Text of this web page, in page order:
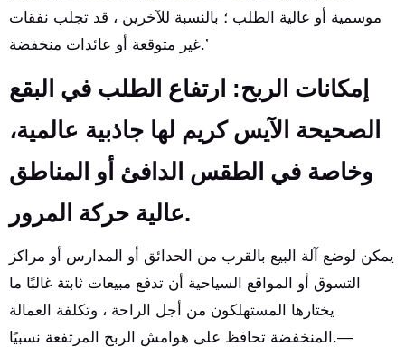
موسمية أو عالية الطلب ؛ بالنسبة للآخرين ، قد تجلب نفقات
غير متوقعة أو عائدات منخفضة.’
إمكانات الربح: ارتفاع الطلب في البقع
الصحيحة الآيس كريم لها جاذبية عالمية،
وخاصة في الطقس الدافئ أو المناطق
عالية حركة المرور.
يمكن لوضع آلة البيع بالقرب من الحدائق أو المدارس أو مراكز
التسوق أو المواقع السياحية أن تدفع مبيعات ثابتة غالبًا ما
يختارها المستهلكون من أجل الراحة ، وتكلفة العمالة
المنخفضة تحافظ على هوامش الربح المرتفعة نسبيًا.—